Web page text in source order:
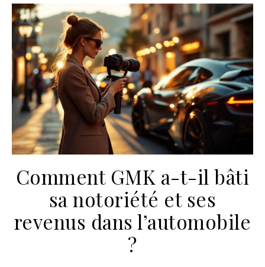
Comment GMK a-t-il bâti
sa notoriété et ses
revenus dans l’automobile
?